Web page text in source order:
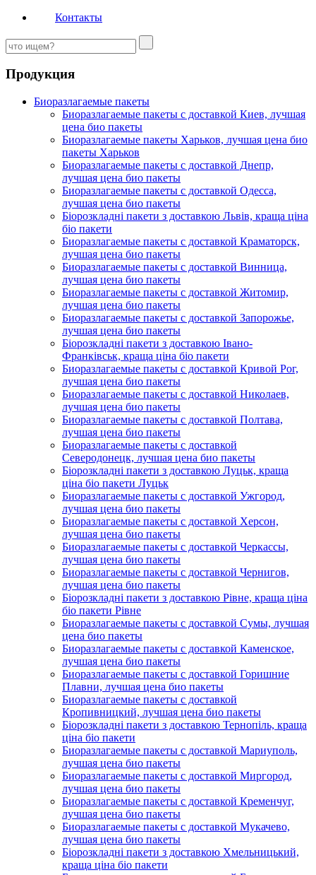
Контакты
Продукция
Биоразлагаемые пакеты
Биоразлагаемые пакеты с доставкой Киев, лучшая
цена био пакеты
Биоразлагаемые пакеты Харьков, лучшая цена био
пакеты Харьков
Биоразлагаемые пакеты с доставкой Днепр,
лучшая цена био пакеты
Биоразлагаемые пакеты с доставкой Одесса,
лучшая цена био пакеты
Біорозкладні пакети з доставкою Львів, краща ціна
біо пакети
Биоразлагаемые пакеты с доставкой Краматорск,
лучшая цена био пакеты
Биоразлагаемые пакеты с доставкой Винница,
лучшая цена био пакеты
Биоразлагаемые пакеты с доставкой Житомир,
лучшая цена био пакеты
Биоразлагаемые пакеты с доставкой Запорожье,
лучшая цена био пакеты
Біорозкладні пакети з доставкою Івано-
Франківськ, краща ціна біо пакети
Биоразлагаемые пакеты с доставкой Кривой Рог,
лучшая цена био пакеты
Биоразлагаемые пакеты с доставкой Николаев,
лучшая цена био пакеты
Биоразлагаемые пакеты с доставкой Полтава,
лучшая цена био пакеты
Биоразлагаемые пакеты с доставкой
Северодонецк, лучшая цена био пакеты
Біорозкладні пакети з доставкою Луцьк, краща
ціна біо пакети Луцьк
Биоразлагаемые пакеты с доставкой Ужгород,
лучшая цена био пакеты
Биоразлагаемые пакеты с доставкой Херсон,
лучшая цена био пакеты
Биоразлагаемые пакеты с доставкой Черкассы,
лучшая цена био пакеты
Биоразлагаемые пакеты с доставкой Чернигов,
лучшая цена био пакеты
Біорозкладні пакети з доставкою Рівне, краща ціна
біо пакети Рівне
Биоразлагаемые пакеты с доставкой Сумы, лучшая
цена био пакеты
Биоразлагаемые пакеты с доставкой Каменское,
лучшая цена био пакеты
Биоразлагаемые пакеты с доставкой Горишние
Плавни, лучшая цена био пакеты
Биоразлагаемые пакеты с доставкой
Кропивницкий, лучшая цена био пакеты
Біорозкладні пакети з доставкою Тернопіль, краща
ціна біо пакети
Биоразлагаемые пакеты с доставкой Мариуполь,
лучшая цена био пакеты
Биоразлагаемые пакеты с доставкой Миргород,
лучшая цена био пакеты
Биоразлагаемые пакеты с доставкой Кременчуг,
лучшая цена био пакеты
Биоразлагаемые пакеты с доставкой Мукачево,
лучшая цена био пакеты
Біорозкладні пакети з доставкою Хмельницький,
краща ціна біо пакети